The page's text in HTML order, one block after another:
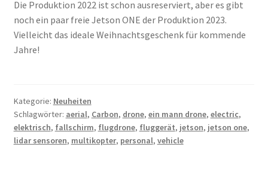
Die Produktion 2022 ist schon ausreserviert, aber es gibt
noch ein paar freie Jetson ONE der Produktion 2023.
Vielleicht das ideale Weihnachtsgeschenk für kommende
Jahre!
Kategorie: Neuheiten
Schlagwörter: aerial, Carbon, drone, ein mann drone, electric,
elektrisch, fallschirm, flugdrone, fluggerät, jetson, jetson one,
lidar sensoren, multikopter, personal, vehicle